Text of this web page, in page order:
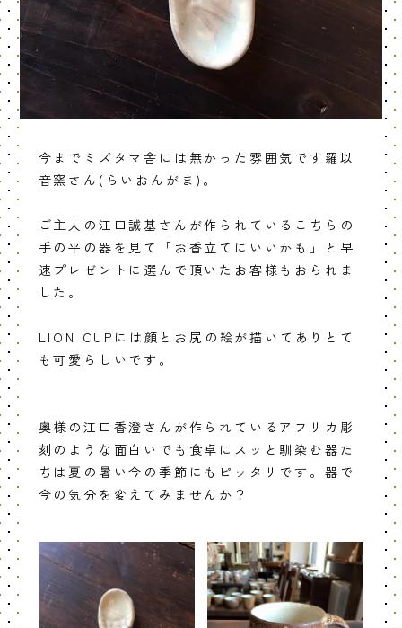
今までミズタマ舎には無かった雰囲気です羅以
音窯さん(らいおんがま)。
ご主人の江口誠基さんが作られているこちらの
手の平の器を見て「お香立てにいいかも」と早
速プレゼントに選んで頂いたお客様もおられま
した。
LION CUPには顔とお尻の絵が描いてありとて
も可愛らしいです。
奥様の江口香澄さんが作られているアフリカ彫
刻のような面白いでも食卓にスッと馴染む器た
ちは夏の暑い今の季節にもピッタリです。器で
今の気分を変えてみませんか？